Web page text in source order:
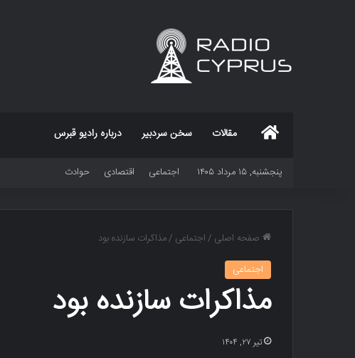
مقالات سخن سردبیر درباره رادیو قبرس
پنجشنبه, ۱۵ مرداد ۱۴۰۵ اجتماعی اقتصادی حوادث
صفحه اصلی /اجتماعی /مذاکرات سازنده بود
اجتماعی
مذاکرات سازنده بود
تیر ۲۷, ۱۴۰۴